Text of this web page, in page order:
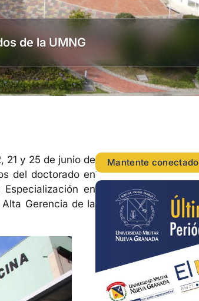
de la UMNG
21 y 25 de junio de
del doctorado en
en
Gerencia de la
Mantente conectado